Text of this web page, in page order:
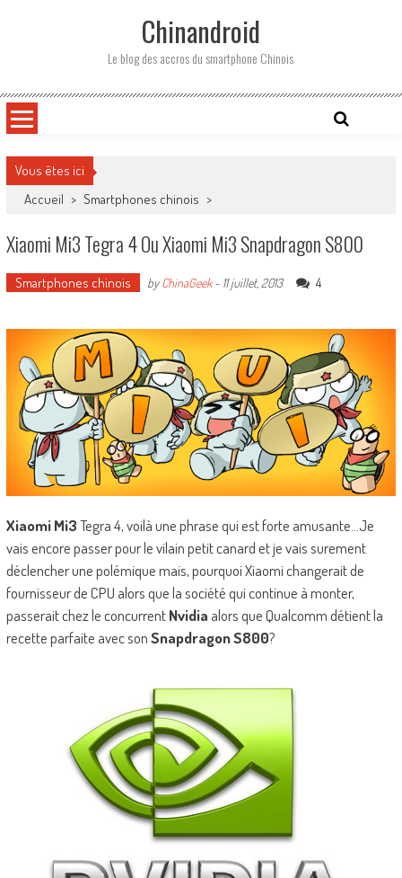
Chinandroid
Le blog des accros du smartphone Chinois
Vous êtes ici
Accueil > Smartphones chinois >
Xiaomi Mi3 Tegra 4 Ou Xiaomi Mi3 Snapdragon S800
Smartphones chinois byChinaGeek- 11 juillet, 2013 4
Xiaomi Mi3Tegra 4, voilà une phrase qui est forte amusante…Je
vais encore passer pour le vilain petit canard et je vais surement
déclencher une polémique mais, pourquoi Xiaomi changerait de
fournisseur de CPU alors que la société qui continue à monter,
passerait chez le concurrentNvidia alors que Qualcomm détient la
recette parfaite avec sonSnapdragon S800?